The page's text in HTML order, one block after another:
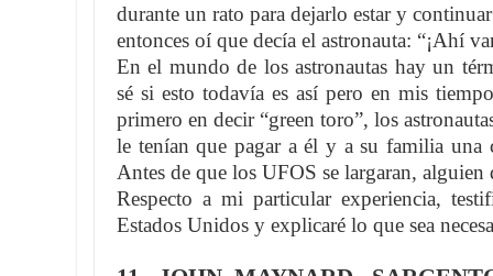
durante un rato para dejarlo estar y
entonces oí que decía el astronauta: “¡Ahí
En el mundo de los astronautas hay un
sé si esto todavía es así pero en mis
primero en decir “green toro”, los
le tenían que pagar a él y a su familia una
Antes de que los UFOS se largaran,
Respecto a mi particular experiencia,
Estados Unidos y explicaré lo que sea